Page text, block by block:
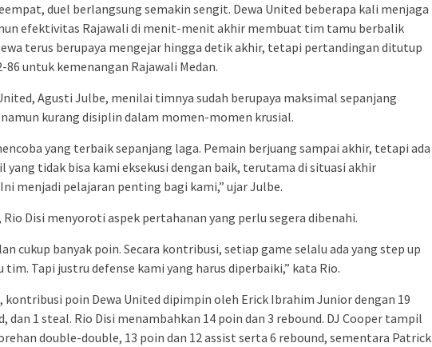
duel berlangsung semakin sengit. Dewa United beberapa kali menjaga
efektivitas Rajawali di menit-menit akhir membuat tim tamu berbalik
terus berupaya mengejar hingga detik akhir, tetapi pertandingan ditutup
86 untuk kemenangan Rajawali Medan.
Agusti Julbe, menilai timnya sudah berupaya maksimal sepanjang
kurang disiplin dalam momen-momen krusial.
yang terbaik sepanjang laga. Pemain berjuang sampai akhir, tetapi ada
yang tidak bisa kami eksekusi dengan baik, terutama di situasi akhir
menjadi pelajaran penting bagi kami,” ujar Julbe.
Disi menyoroti aspek pertahanan yang perlu segera dibenahi.
cukup banyak poin. Secara kontribusi, setiap game selalu ada yang step up
Tapi justru defense kami yang harus diperbaiki,” kata Rio.
kontribusi poin Dewa United dipimpin oleh Erick Ibrahim Junior dengan 19
dan 1 steal. Rio Disi menambahkan 14 poin dan 3 rebound. DJ Cooper tampil
double-double, 13 poin dan 12 assist serta 6 rebound, sementara Patrick